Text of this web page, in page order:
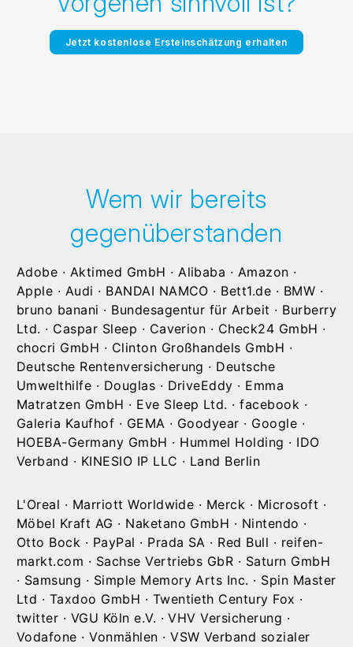
Jetzt kostenlose Ersteinschätzung erhalten
Wem wir bereits
gegenüberstanden
Adobe · Aktimed GmbH · Alibaba · Amazon ·
Apple · Audi · BANDAI NAMCO · Bett1.de · BMW ·
bruno banani · Bundesagentur für Arbeit · Burberry
Ltd. · Caspar Sleep · Caverion · Check24 GmbH ·
chocri GmbH · Clinton Großhandels GmbH ·
Deutsche Rentenversicherung · Deutsche
Umwelthilfe · Douglas · DriveEddy · Emma
Matratzen GmbH · Eve Sleep Ltd. · facebook ·
Galeria Kaufhof · GEMA · Goodyear · Google ·
HOEBA-Germany GmbH · Hummel Holding · IDO
Verband · KINESIO IP LLC · Land Berlin
L'Oreal · Marriott Worldwide · Merck · Microsoft ·
Möbel Kraft AG · Naketano GmbH · Nintendo ·
Otto Bock · PayPal · Prada SA · Red Bull · reifen-
markt.com · Sachse Vertriebs GbR · Saturn GmbH
· Samsung · Simple Memory Arts Inc. · Spin Master
Ltd · Taxdoo GmbH · Twentieth Century Fox ·
twitter · VGU Köln e.V. · VHV Versicherung ·
Vodafone · Vonmählen · VSW Verband sozialer